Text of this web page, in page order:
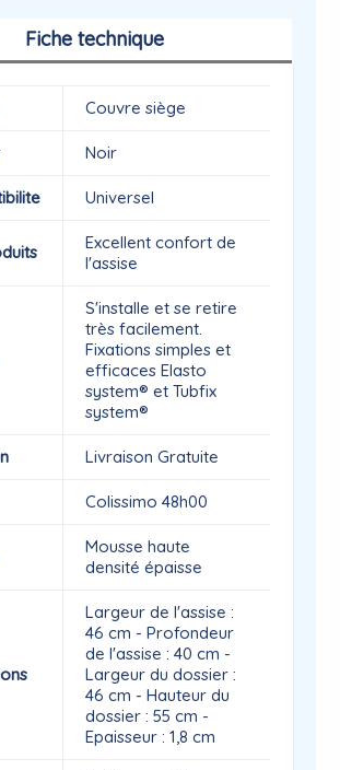
Fiche technique
Couvre siège
Noir
Universel
Excellent confort de
l'assise
S'installe et se retire
très facilement.
Fixations simples et
efficaces Elasto
system® et Tubfix
system®
Livraison Gratuite
Colissimo 48h00
Mousse haute
densité épaisse
Largeur de l'assise :
46 cm - Profondeur
de l'assise : 40 cm -
Largeur du dossier :
46 cm - Hauteur du
dossier : 55 cm -
Epaisseur : 1,8 cm